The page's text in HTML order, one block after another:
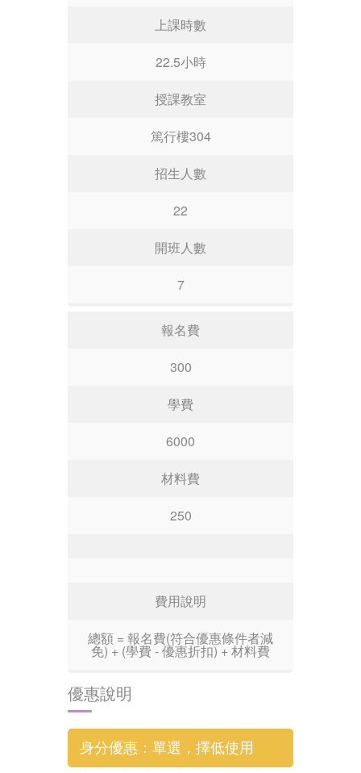
上課時數
22.5小時
授課教室
篤行樓304
招生人數
22
開班人數
7
報名費
300
學費
6000
材料費
250
費用說明
總額 = 報名費(符合優惠條件者減
免) + (學費 - 優惠折扣) + 材料費
優惠說明
身分優惠：單選，擇低使用